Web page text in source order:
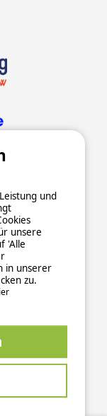
und
unsere
'Alle
in unserer
zu.